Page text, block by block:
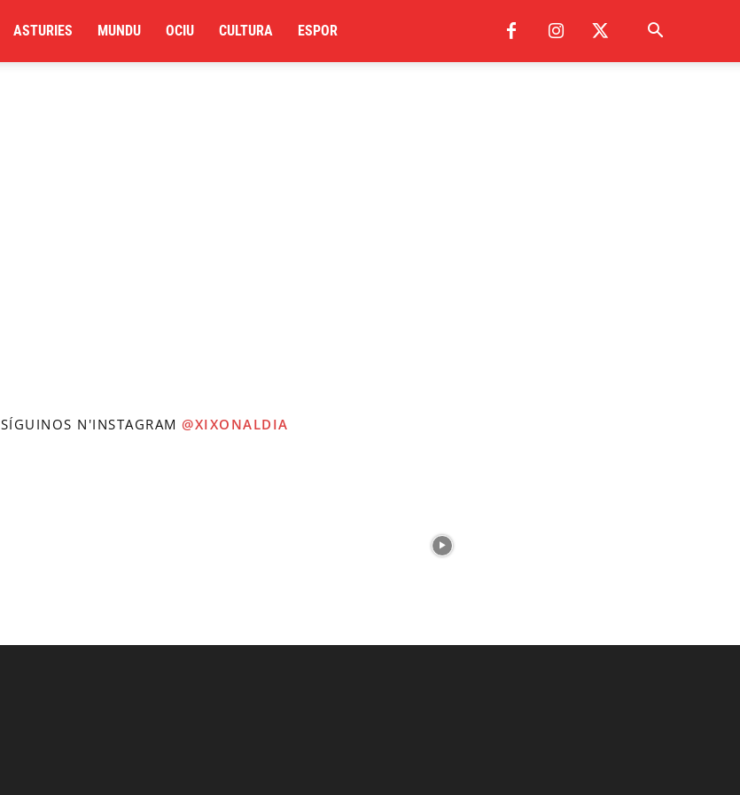
ASTURIES MUNDU OCIU CULTURA ESPOR
SÍGUINOS N'INSTAGRAM @XIXONALDIA